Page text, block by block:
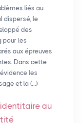
liés au
dispersé, le
des
pour les
aux épreuves
Dans cette
les
et la (…)
au